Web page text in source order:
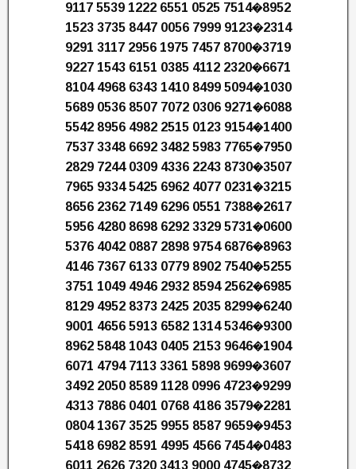
9117 5539 1222 6551 0525 7514�8952
1523 3735 8447 0056 7999 9123�2314
9291 3117 2956 1975 7457 8700�3719
9227 1543 6151 0385 4112 2320�6671
8104 4968 6343 1410 8499 5094�1030
5689 0536 8507 7072 0306 9271�6088
5542 8956 4982 2515 0123 9154�1400
7537 3348 6692 3482 5983 7765�7950
2829 7244 0309 4336 2243 8730�3507
7965 9334 5425 6962 4077 0231�3215
8656 2362 7149 6296 0551 7388�2617
5956 4280 8698 6292 3329 5731�0600
5376 4042 0887 2898 9754 6876�8963
4146 7367 6133 0779 8902 7540�5255
3751 1049 4946 2932 8594 2562�6985
8129 4952 8373 2425 2035 8299�6240
9001 4656 5913 6582 1314 5346�9300
8962 5848 1043 0405 2153 9646�1904
6071 4794 7113 3361 5898 9699�3607
3492 2050 8589 1128 0996 4723�9299
4313 7886 0401 0768 4186 3579�2281
0804 1367 3525 9955 8587 9659�9453
5418 6982 8591 4995 4566 7454�0483
6011 2626 7320 3413 9000 4745�8732